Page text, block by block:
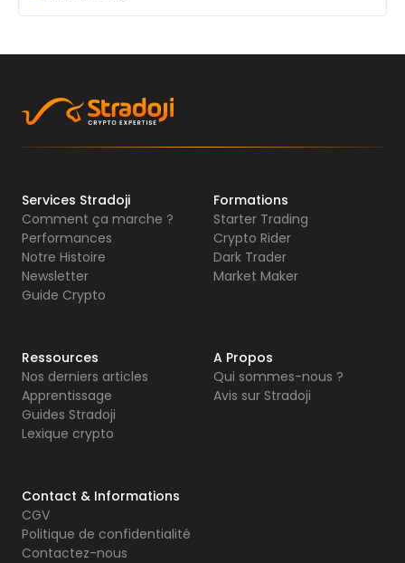
Services Stradoji
Comment ça marche ?
Performances
Notre Histoire
Newsletter
Guide Crypto
Formations
Starter Trading
Crypto Rider
Dark Trader
Market Maker
Ressources
Nos derniers articles
Apprentissage
Guides Stradoji
Lexique crypto
A Propos
Qui sommes-nous ?
Avis sur Stradoji
Contact & Informations
CGV
Politique de confidentialité
Contactez-nous